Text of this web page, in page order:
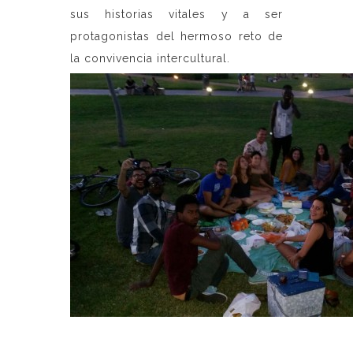
sus historias vitales y a ser
protagonistas del hermoso reto de
la convivencia intercultural.